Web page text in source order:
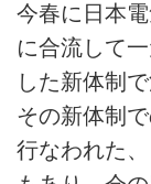
今春に日本
に合流して
した新体制
その新体制
行なわれた